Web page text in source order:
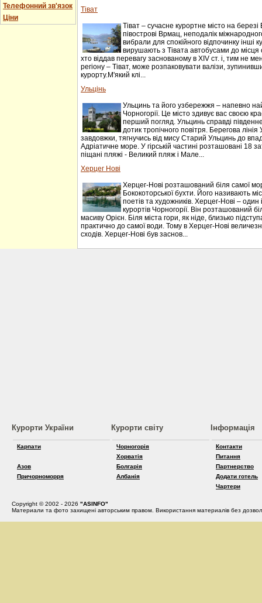
Телефонний зв'язок
Ціни
Тіват
Тіват – сучасне курортне місто на
півострові Врмац, неподалік
вибрали для спокійного відпочинку інші
вирушають з Тівата автобусами до місця
хто віддав перевагу заснованому в XIV ст. і, тим не
регіону – Тіват, може розпаковувати валізи,
курорту.М'який клі...
Ульцінь
Ульцинь та його узбережжя – напевно
Чорногорії. Це місто здивує вас своєю
перший погляд. Ульцинь справді південне
дотик тропічного повітря. Берегова
завдовжки, тягнучись від мису Старий Ульцинь до
Адріатичне море. У гірській частині розташовані 18
піщані пляжі - Великий пляж і Мале...
Херцег Нові
Херцег-Нові розташований біля самої
Бококоторської бухти. Його називають
поетів та художників. Херцег-Нові –
курортів Чорногорії. Він розташований
масиву Орієн. Біля міста гори, як ніде, близько
практично до самої води. Тому в Херцег-Нові величезна
сходів. Херцег-Нові був заснов...
Курорти України
Карпати
Азов
Причорноморря
Курорти світу
Чорногорія
Хорватія
Болгарія
Албанія
Інформація
Контакти
Питання
Партнерство
Додати готель
Чартери
Copyright © 2002 - 2026 "ASINFO"
Материали та фото захищені авторським правом. Використання материалів без